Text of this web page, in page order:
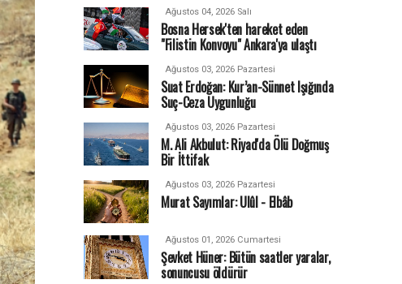
Ağustos 04, 2026 Salı
Bosna Hersek'ten hareket eden
"Filistin Konvoyu" Ankara'ya ulaştı
Ağustos 03, 2026 Pazartesi
Suat Erdoğan: Kur’an-Sünnet Işığında
Suç-Ceza Uygunluğu
Ağustos 03, 2026 Pazartesi
M. Ali Akbulut: Riyad'da Ölü Doğmuş
Bir İttifak
Ağustos 03, 2026 Pazartesi
Murat Sayımlar: Ulûl - Elbâb
Ağustos 01, 2026 Cumartesi
Şevket Hüner: Bütün saatler yaralar,
sonuncusu öldürür